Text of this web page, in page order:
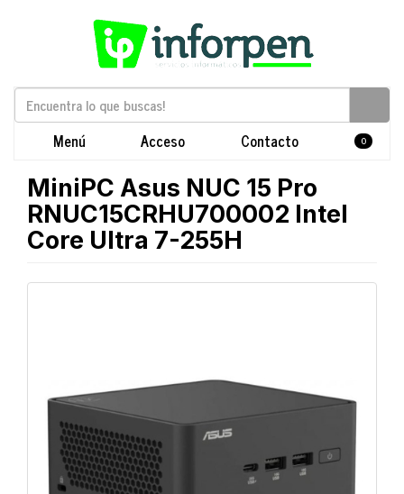
Menú Acceso Contacto 0
MiniPC Asus NUC 15 Pro
RNUC15CRHU700002 Intel
Core Ultra 7-255H